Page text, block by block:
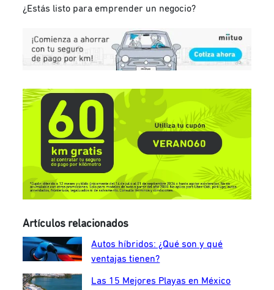
¿Estás listo para emprender un negocio?
Artículos relacionados
Autos híbridos: ¿Qué son y qué
ventajas tienen?
Las 15 Mejores Playas en México